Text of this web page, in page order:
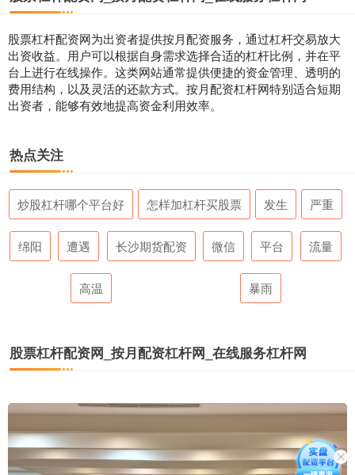
股票杠杆配资网为出资者提供按月配资服务，通过杠杆交易放大
出资收益。用户可以根据自身需求选择合适的杠杆比例，并在平
台上进行在线操作。这类网站通常提供便捷的资金管理、透明的
费用结构，以及灵活的还款方式。按月配资杠杆网特别适合短期
出资者，能够有效地提高资金利用效率。
热点关注
炒股杠杆哪个平台好 怎样加杠杆买股票 发生 严重
绵阳 遭遇 长沙期货配资 微信 平台 流量
高温 暴雨
股票杠杆配资网_按月配资杠杆网_在线服务杠杆网